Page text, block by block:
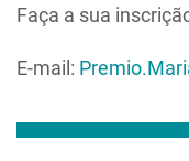
Faça a sua
E-mail: